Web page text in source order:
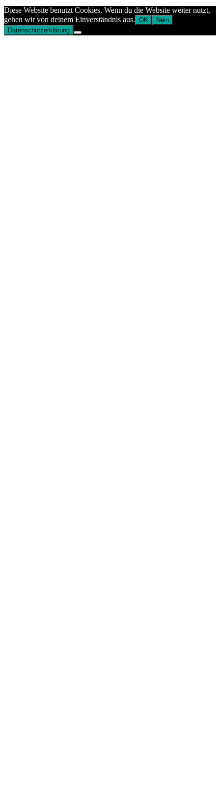
Diese Website benutzt Cookies. Wenn du die Website weiter nutzt,
gehen wir von deinem Einverständnis aus. OK
Nein
Datenschutzerklärung